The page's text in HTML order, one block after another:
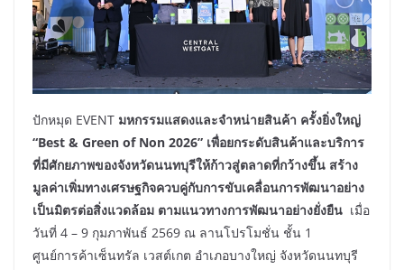
ปักหมุด EVENT มหกรรมแสดงและจำหน่ายสินค้า ครั้งยิ่งใหญ่
“Best & Green of Non 2026” เพื่อยกระดับสินค้าและบริการ
ที่มีศักยภาพของจังหวัดนนทบุรีให้ก้าวสู่ตลาดที่กว้างขึ้น สร้าง
มูลค่าเพิ่มทางเศรษฐกิจควบคู่กับการขับเคลื่อนการพัฒนาอย่าง
เป็นมิตรต่อสิ่งแวดล้อม ตามแนวทางการพัฒนาอย่างยั่งยืน เมื่อ
วันที่ 4 – 9 กุมภาพันธ์ 2569 ณ ลานโปรโมชั่น ชั้น 1
ศูนย์การค้าเซ็นทรัล เวสต์เกต อำเภอบางใหญ่ จังหวัดนนทบุรี